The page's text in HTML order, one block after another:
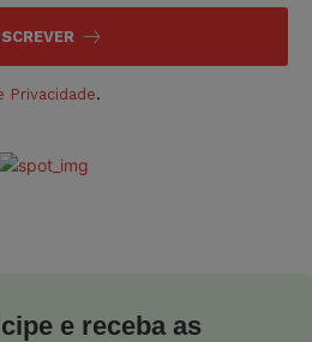
Privacidade.
e receba as